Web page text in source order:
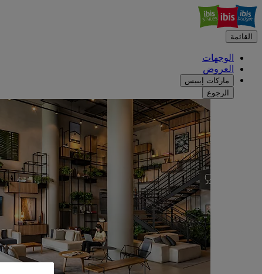
القائمة
الوجهات
العروض
ماركات إيبيس
الرجوع